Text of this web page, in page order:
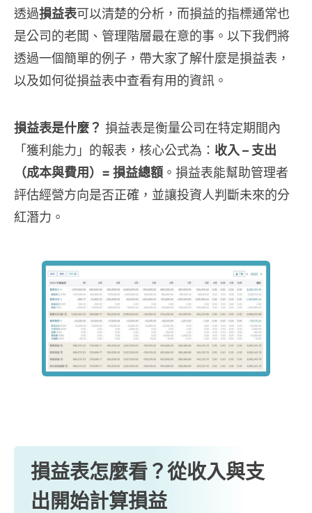
透過損益表可以清楚的分析，而損益的指標通常也
是公司的老闆、管理階層最在意的事。以下我們將
透過一個簡單的例子，帶大家了解什麼是損益表，
以及如何從損益表中查看有用的資訊。
損益表是什麼？ 損益表是衡量公司在特定期間內
「獲利能力」的報表，核心公式為： 收入 – 支出
（成本與費用）= 損益總額 。損益表能幫助管理者
評估經營方向是否正確，並讓投資人判斷未來的分
紅潛力。
損益表怎麼看？從收入與支
出開始計算損益